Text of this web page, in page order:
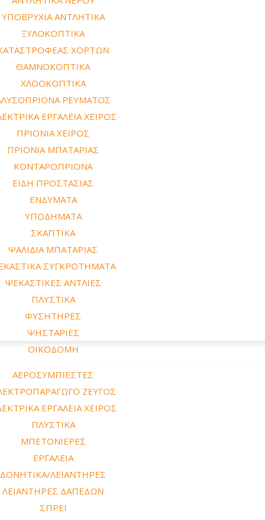
ΥΠΟΒΡΥΧΙΑ ΑΝΤΛΗΤΙΚΑ
ΞΥΛΟΚΟΠΤΙΚΑ
ΧΟΡΤΩΝ
ΘΑΜΝΟΚΟΠΤΙΚΑ
ΧΛΟΟΚΟΠΤΙΚΑ
ΡΕΥΜΑΤΟΣ
ΕΡΓΑΛΕΙΑ ΧΕΙΡΟΣ
ΠΡΙΟΝΙΑ ΧΕΙΡΟΣ
ΠΡΙΟΝΙΑ ΜΠΑΤΑΡΙΑΣ
ΚΟΝΤΑΡΟΠΡΙΟΝΑ
ΕΙΔΗ ΠΡΟΣΤΑΣΙΑΣ
ΕΝΔΥΜΑΤΑ
ΥΠΟΔΗΜΑΤΑ
ΣΚΑΠΤΙΚΑ
ΨΑΛΙΔΙΑ ΜΠΑΤΑΡΙΑΣ
ΣΥΓΚΡΟΤΗΜΑΤΑ
ΨΕΚΑΣΤΙΚΕΣ ΑΝΤΛΙΕΣ
ΠΛΥΣΤΙΚΑ
ΦΥΣΗΤΗΡΕΣ
ΨΗΣΤΑΡΙΕΣ
ΟΙΚΟΔΟΜΗ
ΑΕΡΟΣΥΜΠΙΕΣΤΕΣ
ΖΕΥΓΟΣ
ΕΡΓΑΛΕΙΑ ΧΕΙΡΟΣ
ΠΛΥΣΤΙΚΑ
ΜΠΕΤΟΝΙΕΡΕΣ
ΕΡΓΑΛΕΙΑ
ΔΟΝΗΤΙΚΑ/ΛΕΙΑΝΤΗΡΕΣ
ΛΕΙΑΝΤΗΡΕΣ ΔΑΠΕΔΩΝ
ΣΠΡΕΙ